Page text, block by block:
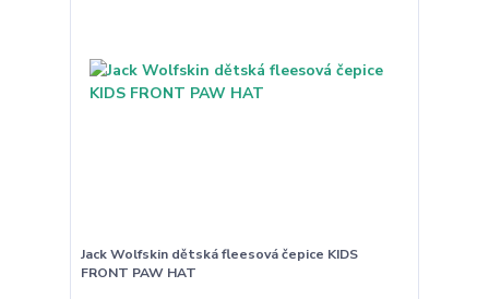
Jack Wolfskin dětská fleesová čepice KIDS
FRONT PAW HAT